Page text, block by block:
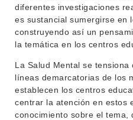
EXTENSIÓN
SERVICIOS
NOTICIAS
CONTACTO
EDUCACIÓN PERMANENTE
MOVILIDAD ACADÉMICA
diferentes investigaciones
es sustancial sumergirse en
construyendo así un
la temática en los centros
La Salud Mental se
líneas demarcatorias de los
establecen los centros
centrar la atención en estos
conocimiento sobre el tema,